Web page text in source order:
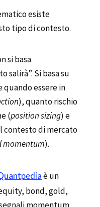
esiste
tipo di contesto.
si basa
salirà”. Si basa su
quando essere in
), quanto rischio
(position sizing) e
contesto di mercato
momentum).
è un
bond, gold,
momentum.